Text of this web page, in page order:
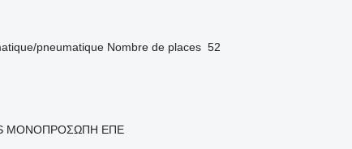
pneumatique Nombre de places 52
ΜΟΝΟΠΡΟΣΩΠΗ ΕΠΕ